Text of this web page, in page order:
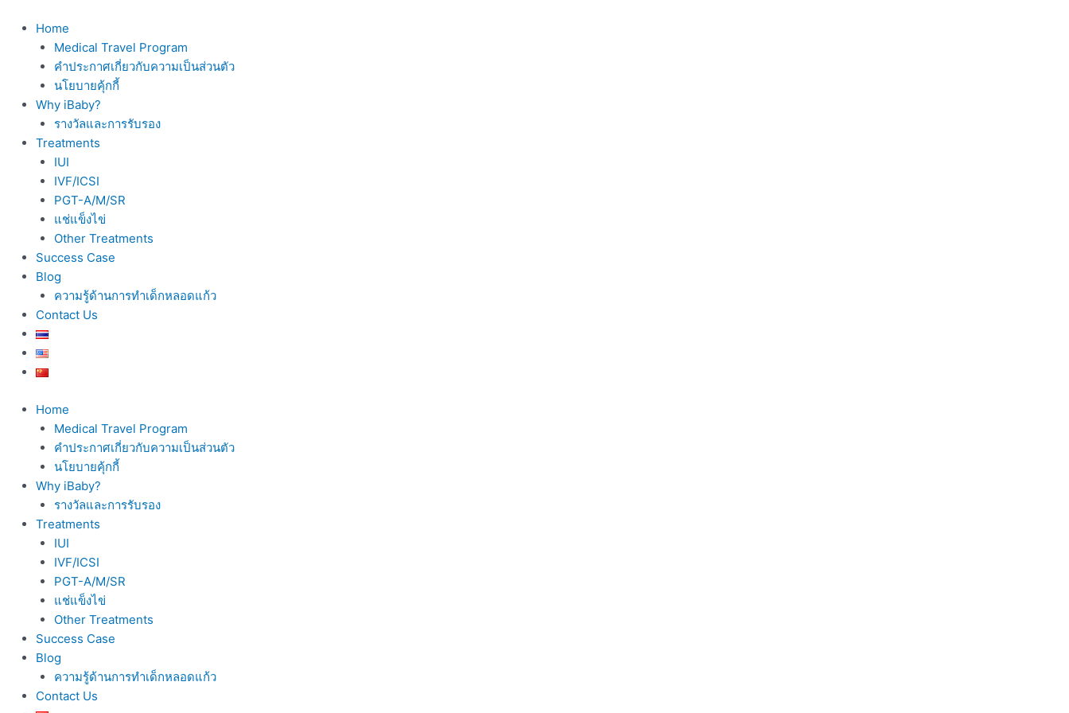
content
Home
Medical Travel Program
คำประกาศเกี่ยวกับความเป็นส่วนตัว
นโยบายคุ้กกี้
Why iBaby?
รางวัลและการรับรอง
Treatments
IUI
IVF/ICSI
PGT-A/M/SR
แช่แข็งไข่
Other Treatments
Success Case
Blog
ความรู้ด้านการทำเด็กหลอดแก้ว
Contact Us
Home
Medical Travel Program
คำประกาศเกี่ยวกับความเป็นส่วนตัว
นโยบายคุ้กกี้
Why iBaby?
รางวัลและการรับรอง
Treatments
IUI
IVF/ICSI
PGT-A/M/SR
แช่แข็งไข่
Other Treatments
Success Case
Blog
ความรู้ด้านการทำเด็กหลอดแก้ว
Contact Us